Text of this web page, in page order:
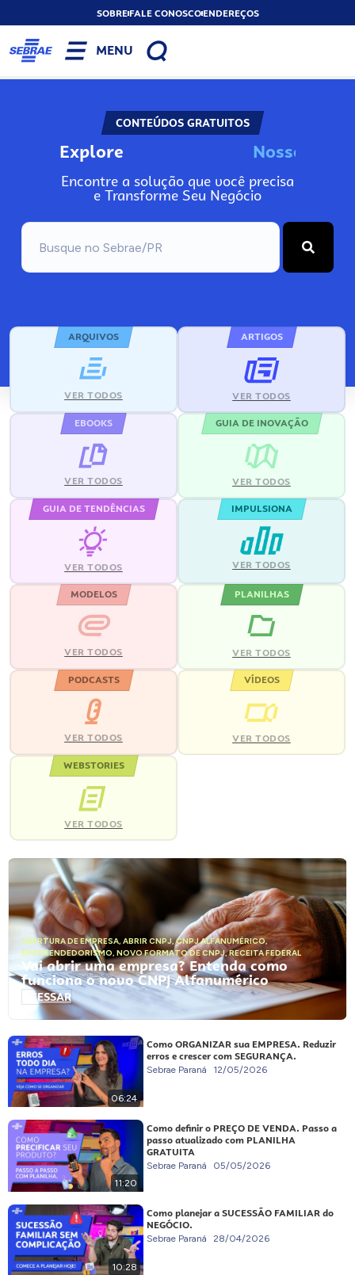
SOBREFALE CONOSCOENDEREÇOS
MENU
CONTEÚDOS GRATUITOS
Explore Nosso
Encontre a solução que você precisa
e Transforme Seu Negócio
ARQUIVOS
VER TODOS
ARTIGOS
VER TODOS
EBOOKS
VER TODOS
GUIA DE INOVAÇÃO
VER TODOS
GUIA DE TENDÊNCIAS
VER TODOS
IMPULSIONA
VER TODOS
MODELOS
VER TODOS
PLANILHAS
VER TODOS
PODCASTS
VER TODOS
VÍDEOS
VER TODOS
WEBSTORIES
VER TODOS
ABERTURA DE EMPRESA, ABRIR CNPJ,CNPJ ALFANUMÉRICO,
EMPREENDEDORISMO, NOVO FORMATO DE CNPJ,RECEITA FEDERAL
Vai abrir uma empresa? Entenda como
funciona o novo CNPJ Alfanumérico
ACESSAR
06:24
Como ORGANIZAR sua EMPRESA. Reduzir
erros e crescer com SEGURANÇA.
Sebrae Paraná 12/05/2026
11:20
Como definir o PREÇO DE VENDA. Passo a
passo atualizado com PLANILHA
GRATUITA
Sebrae Paraná 05/05/2026
10:28
Como planejar a SUCESSÃO FAMILIAR do
NEGÓCIO.
Sebrae Paraná 28/04/2026